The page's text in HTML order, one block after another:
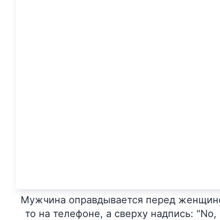
Мужчина оправдывается перед
то на телефоне, а сверху надпись: